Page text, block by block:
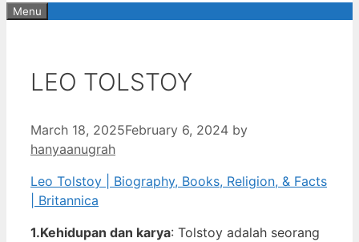
Menu
LEO TOLSTOY
March 18, 2025February 6, 2024 by
hanyaanugrah
Leo Tolstoy | Biography, Books, Religion, & Facts
| Britannica
1.Kehidupan dan karya: Tolstoy adalah seorang